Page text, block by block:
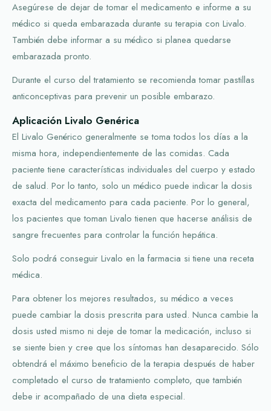
Asegúrese de dejar de tomar el medicamento e informe a su
médico si queda embarazada durante su terapia con Livalo.
También debe informar a su médico si planea quedarse
embarazada pronto.
Durante el curso del tratamiento se recomienda tomar pastillas
anticonceptivas para prevenir un posible embarazo.
Aplicación Livalo Genérica
El Livalo Genérico generalmente se toma todos los días a la
misma hora, independientemente de las comidas. Cada
paciente tiene características individuales del cuerpo y estado
de salud. Por lo tanto, solo un médico puede indicar la dosis
exacta del medicamento para cada paciente. Por lo general,
los pacientes que toman Livalo tienen que hacerse análisis de
sangre frecuentes para controlar la función hepática.
Solo podrá conseguir Livalo en la farmacia si tiene una receta
médica.
Para obtener los mejores resultados, su médico a veces
puede cambiar la dosis prescrita para usted. Nunca cambie la
dosis usted mismo ni deje de tomar la medicación, incluso si
se siente bien y cree que los síntomas han desaparecido. Sólo
obtendrá el máximo beneficio de la terapia después de haber
completado el curso de tratamiento completo, que también
debe ir acompañado de una dieta especial.